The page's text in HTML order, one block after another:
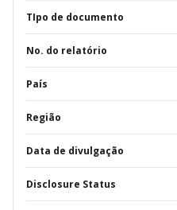
TIpo de documento
No. do relatório
País
Região
Data de divulgação
Disclosure Status